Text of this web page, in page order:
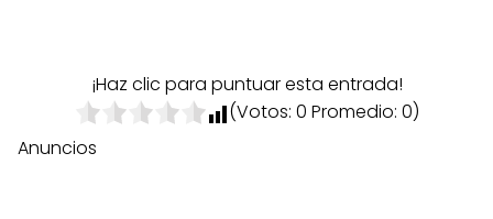
¡Haz clic para puntuar esta entrada!
(Votos: 0 Promedio: 0)
Anuncios